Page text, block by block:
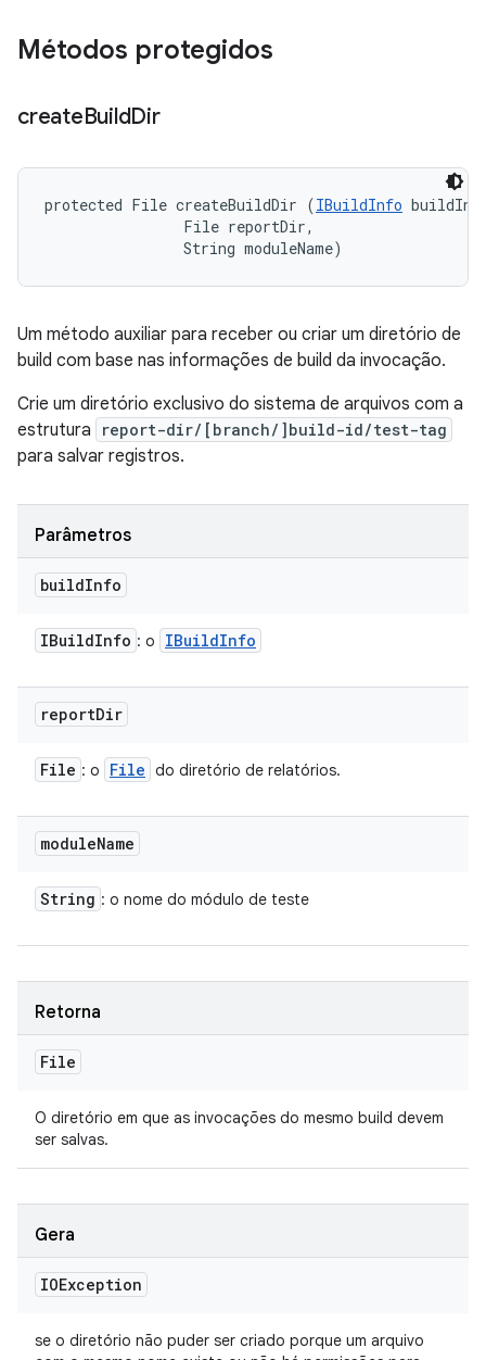
Métodos protegidos
createBuildDir
protected File createBuildDir (IBuildInfo
                File reportDir,
                String moduleName)
Um método auxiliar para receber ou criar um diretório de
build com base nas informações de build da invocação.
Crie um diretório exclusivo do sistema de arquivos com a
estrutura
report-dir/[branch/]build-id/test-tag
para salvar registros.
Parâmetros
buildInfo
IBuildInfo : o IBuildInfo
reportDir
File : o File do diretório de relatórios.
moduleName
String : o nome do módulo de teste
Retorna
File
O diretório em que as invocações do mesmo build devem
ser salvas.
Gera
IOException
se o diretório não puder ser criado porque um arquivo